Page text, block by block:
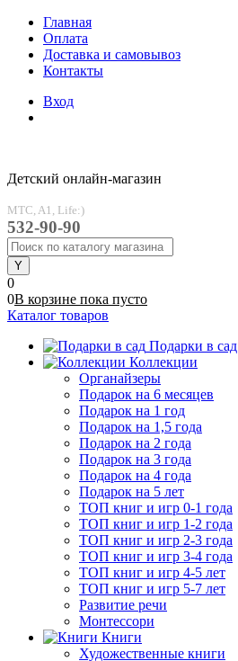
Главная
Оплата
Доставка и самовывоз
Контакты
Вход
Детский онлайн-магазин
MTC, A1, Life:)
532-90-90
0
0В корзине пока пусто
Каталог товаров
Подарки в сад
Коллекции
Органайзеры
Подарок на 6 месяцев
Подарок на 1 год
Подарок на 1,5 года
Подарок на 2 года
Подарок на 3 года
Подарок на 4 года
Подарок на 5 лет
ТОП книг и игр 0-1 года
ТОП книг и игр 1-2 года
ТОП книг и игр 2-3 года
ТОП книг и игр 3-4 года
ТОП книг и игр 4-5 лет
ТОП книг и игр 5-7 лет
Развитие речи
Монтессори
Книги
Художественные книги